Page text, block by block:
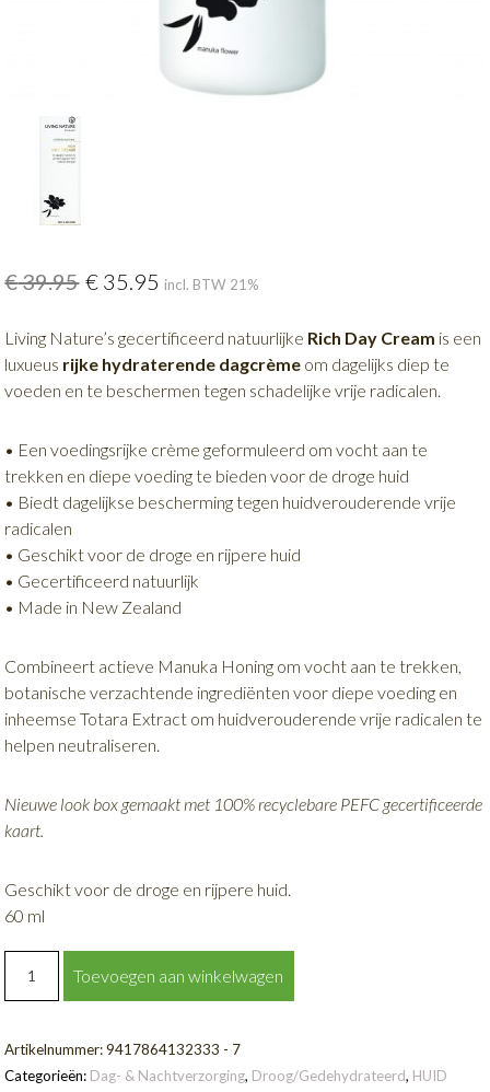
€39.95 € 35.95 incl. BTW 21%
Living Nature’s gecertificeerd natuurlijke Rich Day Cream is een
luxueus rijke hydraterende dagcrème om dagelijks diep te
voeden en te beschermen tegen schadelijke vrije radicalen.
• Een voedingsrijke crème geformuleerd om vocht aan te
trekken en diepe voeding te bieden voor de droge huid
• Biedt dagelijkse bescherming tegen huidverouderende vrije
radicalen
• Geschikt voor de droge en rijpere huid
• Gecertificeerd natuurlijk
• Made in New Zealand
Combineert actieve Manuka Honing om vocht aan te trekken,
botanische verzachtende ingrediënten voor diepe voeding en
inheemse Totara Extract om huidverouderende vrije radicalen te
helpen neutraliseren.
Nieuwe look box gemaakt met 100% recyclebare PEFC gecertificeerde
kaart.
Geschikt voor de droge en rijpere huid.
60 ml
DAGCRÈME
RICH
DAY
Toevoegen aan winkelwagen
Artikelnummer:9417864132333 - 7
Categorieën: Dag- & Nachtverzorging, Droog/Gedehydrateerd, HUID